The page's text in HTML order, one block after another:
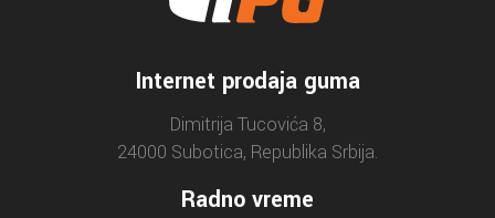
Internet prodaja guma
Dimitrija Tucovića 8,
24000 Subotica, Republika Srbija.
Radno vreme